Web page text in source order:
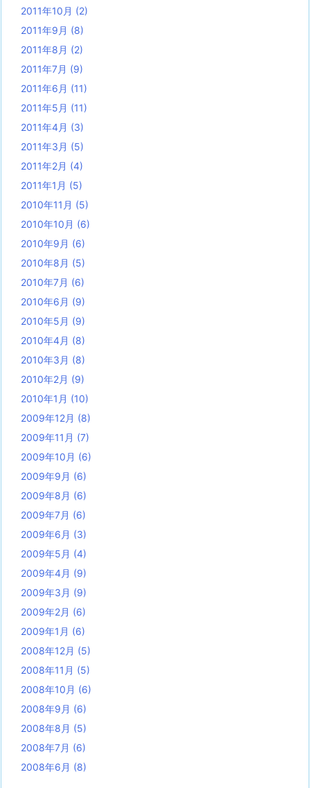
2011年10月 (2)
2011年9月 (8)
2011年8月 (2)
2011年7月 (9)
2011年6月 (11)
2011年5月 (11)
2011年4月 (3)
2011年3月 (5)
2011年2月 (4)
2011年1月 (5)
2010年11月 (5)
2010年10月 (6)
2010年9月 (6)
2010年8月 (5)
2010年7月 (6)
2010年6月 (9)
2010年5月 (9)
2010年4月 (8)
2010年3月 (8)
2010年2月 (9)
2010年1月 (10)
2009年12月 (8)
2009年11月 (7)
2009年10月 (6)
2009年9月 (6)
2009年8月 (6)
2009年7月 (6)
2009年6月 (3)
2009年5月 (4)
2009年4月 (9)
2009年3月 (9)
2009年2月 (6)
2009年1月 (6)
2008年12月 (5)
2008年11月 (5)
2008年10月 (6)
2008年9月 (6)
2008年8月 (5)
2008年7月 (6)
2008年6月 (8)